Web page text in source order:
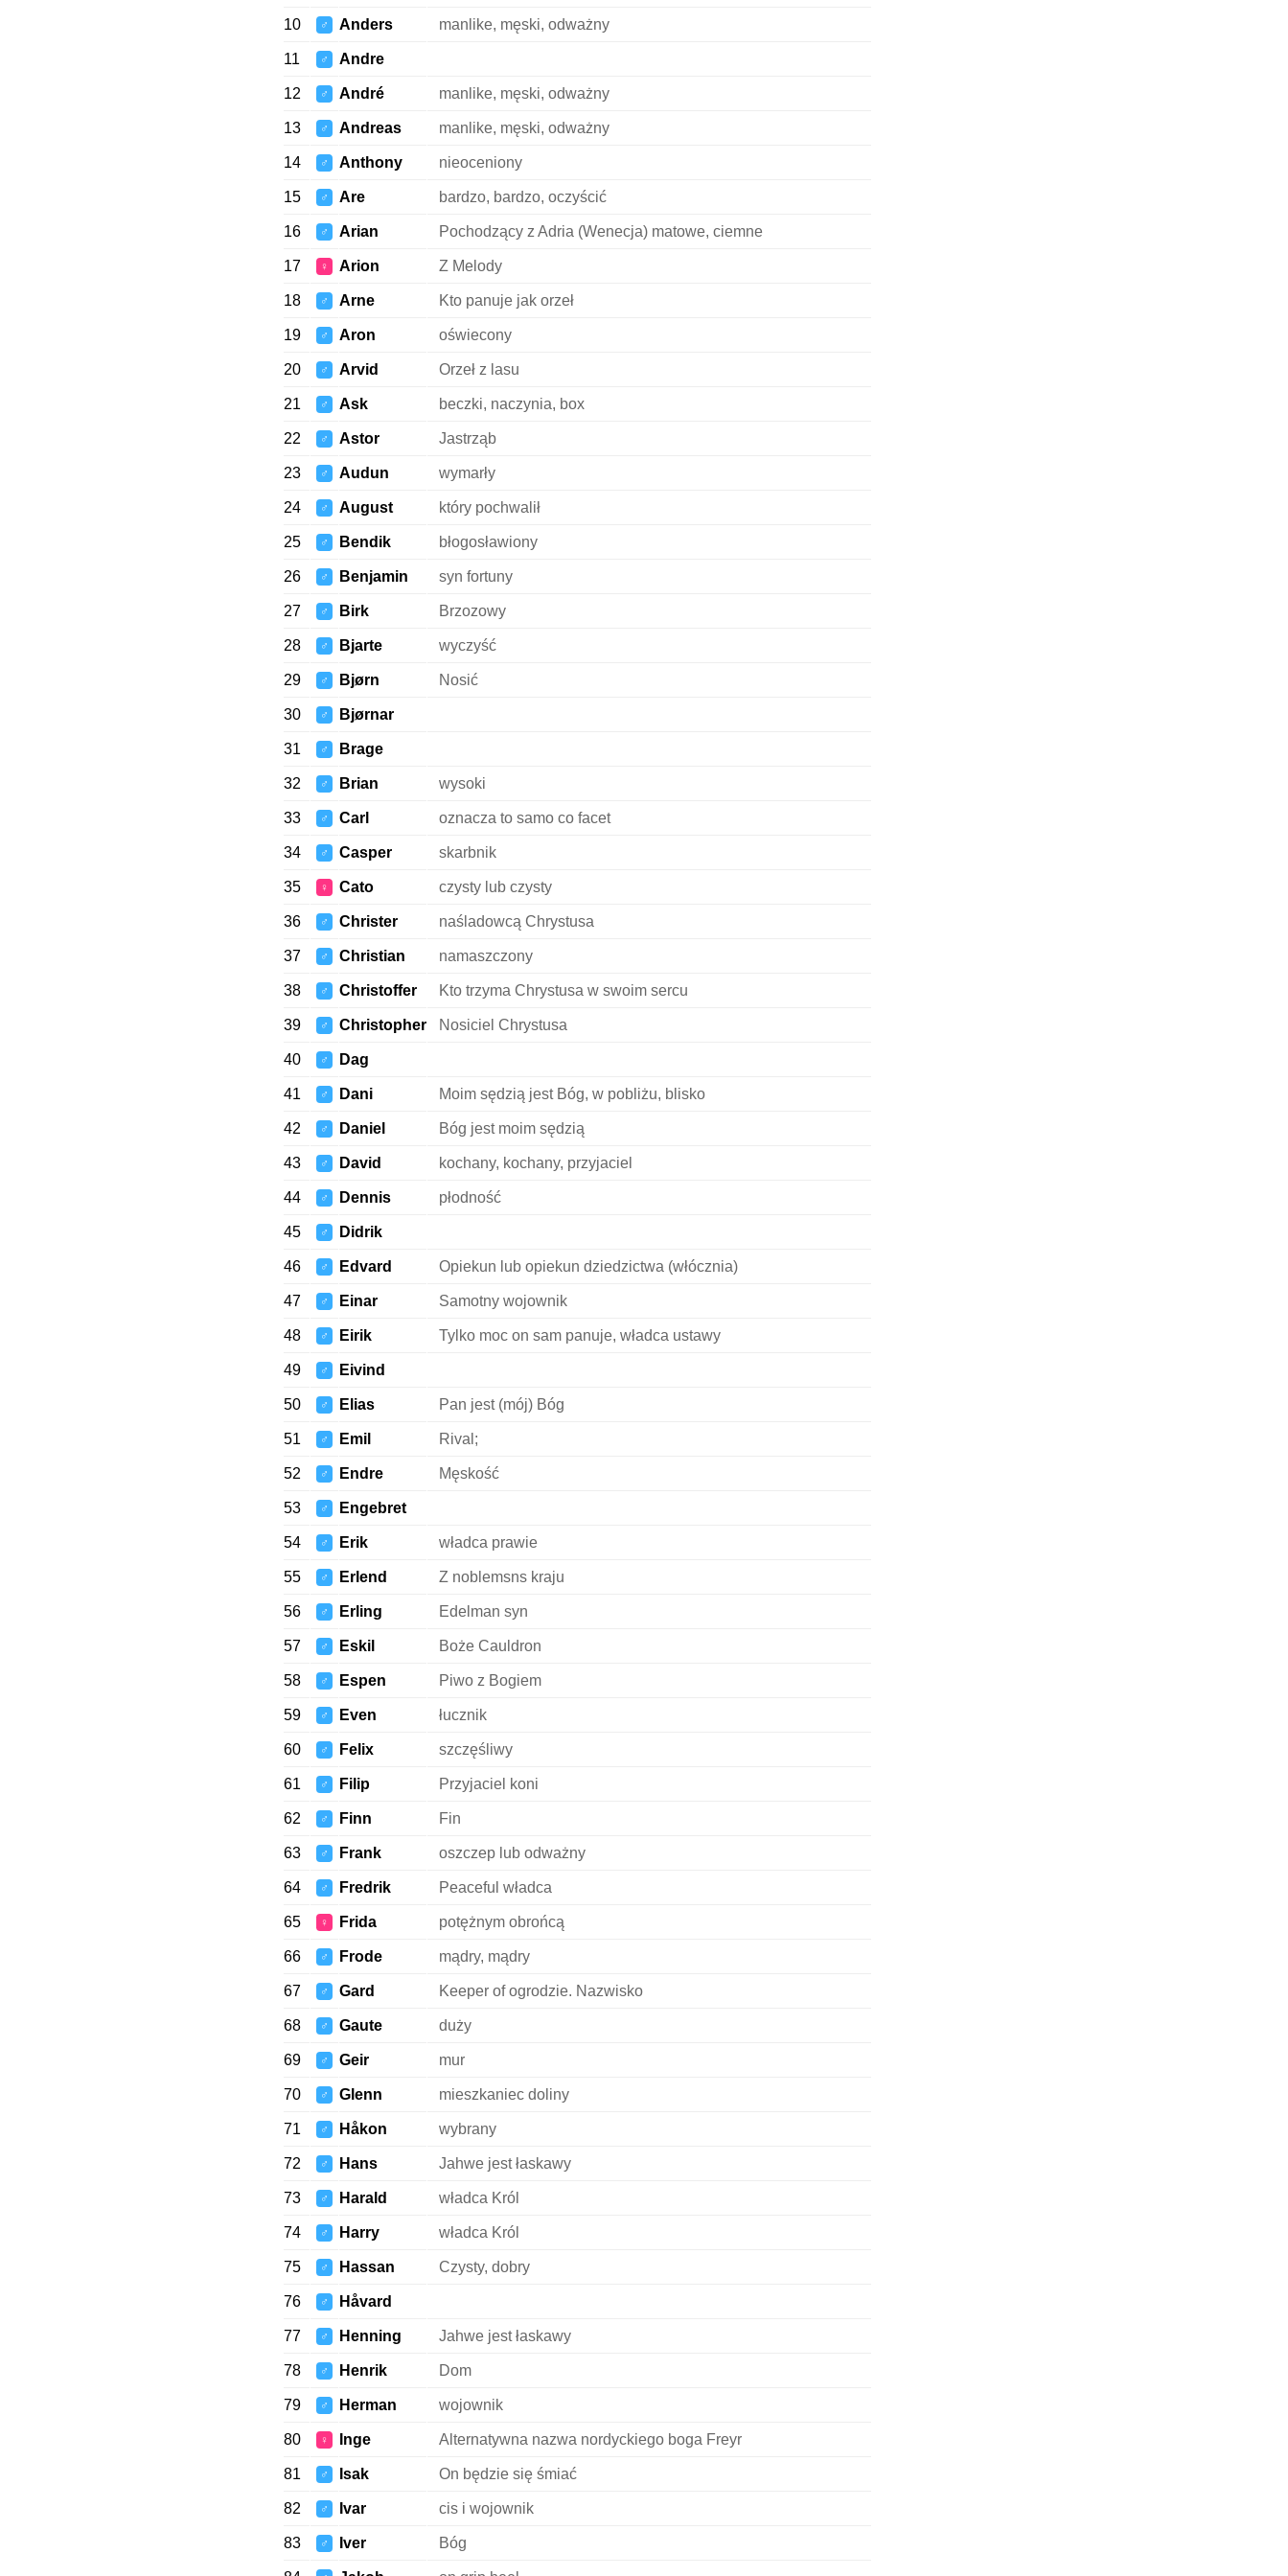
10 ♂ Anders manlike, męski, odważny
11 ♂ Andre
12 ♂ André manlike, męski, odważny
13 ♂ Andreas manlike, męski, odważny
14 ♂ Anthony nieoceniony
15 ♂ Are bardzo, bardzo, oczyścić
16 ♂ Arian Pochodzący z Adria (Wenecja) matowe, ciemne
17 ♀ Arion Z Melody
18 ♂ Arne Kto panuje jak orzeł
19 ♂ Aron oświecony
20 ♂ Arvid Orzeł z lasu
21 ♂ Ask beczki, naczynia, box
22 ♂ Astor Jastrząb
23 ♂ Audun wymarły
24 ♂ August który pochwalił
25 ♂ Bendik błogosławiony
26 ♂ Benjamin syn fortuny
27 ♂ Birk Brzozowy
28 ♂ Bjarte wyczyść
29 ♂ Bjørn Nosić
30 ♂ Bjørnar
31 ♂ Brage
32 ♂ Brian wysoki
33 ♂ Carl oznacza to samo co facet
34 ♂ Casper skarbnik
35 ♀ Cato czysty lub czysty
36 ♂ Christer naśladowcą Chrystusa
37 ♂ Christian namaszczony
38 ♂ Christoffer Kto trzyma Chrystusa w swoim sercu
39 ♂ Christopher Nosiciel Chrystusa
40 ♂ Dag
41 ♂ Dani Moim sędzią jest Bóg, w pobliżu, blisko
42 ♂ Daniel Bóg jest moim sędzią
43 ♂ David kochany, kochany, przyjaciel
44 ♂ Dennis płodność
45 ♂ Didrik
46 ♂ Edvard Opiekun lub opiekun dziedzictwa (włócznia)
47 ♂ Einar Samotny wojownik
48 ♂ Eirik Tylko moc on sam panuje, władca ustawy
49 ♂ Eivind
50 ♂ Elias Pan jest (mój) Bóg
51 ♂ Emil Rival;
52 ♂ Endre Męskość
53 ♂ Engebret
54 ♂ Erik władca prawie
55 ♂ Erlend Z noblemsns kraju
56 ♂ Erling Edelman syn
57 ♂ Eskil Boże Cauldron
58 ♂ Espen Piwo z Bogiem
59 ♂ Even łucznik
60 ♂ Felix szczęśliwy
61 ♂ Filip Przyjaciel koni
62 ♂ Finn Fin
63 ♂ Frank oszczep lub odważny
64 ♂ Fredrik Peaceful władca
65 ♀ Frida potężnym obrońcą
66 ♂ Frode mądry, mądry
67 ♂ Gard Keeper of ogrodzie. Nazwisko
68 ♂ Gaute duży
69 ♂ Geir mur
70 ♂ Glenn mieszkaniec doliny
71 ♂ Håkon wybrany
72 ♂ Hans Jahwe jest łaskawy
73 ♂ Harald władca Król
74 ♂ Harry władca Król
75 ♂ Hassan Czysty, dobry
76 ♂ Håvard
77 ♂ Henning Jahwe jest łaskawy
78 ♂ Henrik Dom
79 ♂ Herman wojownik
80 ♀ Inge Alternatywna nazwa nordyckiego boga Freyr
81 ♂ Isak On będzie się śmiać
82 ♂ Ivar cis i wojownik
83 ♂ Iver Bóg